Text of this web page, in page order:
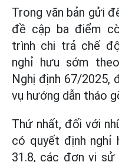
Trong văn bản gửi
đề cập ba điểm
trình chi trả chế
nghỉ hưu sớm
Nghị định 67/2025,
vụ hướng dẫn tháo
Thứ nhất, đối với
có quyết định nghỉ
31.8, các đơn vị